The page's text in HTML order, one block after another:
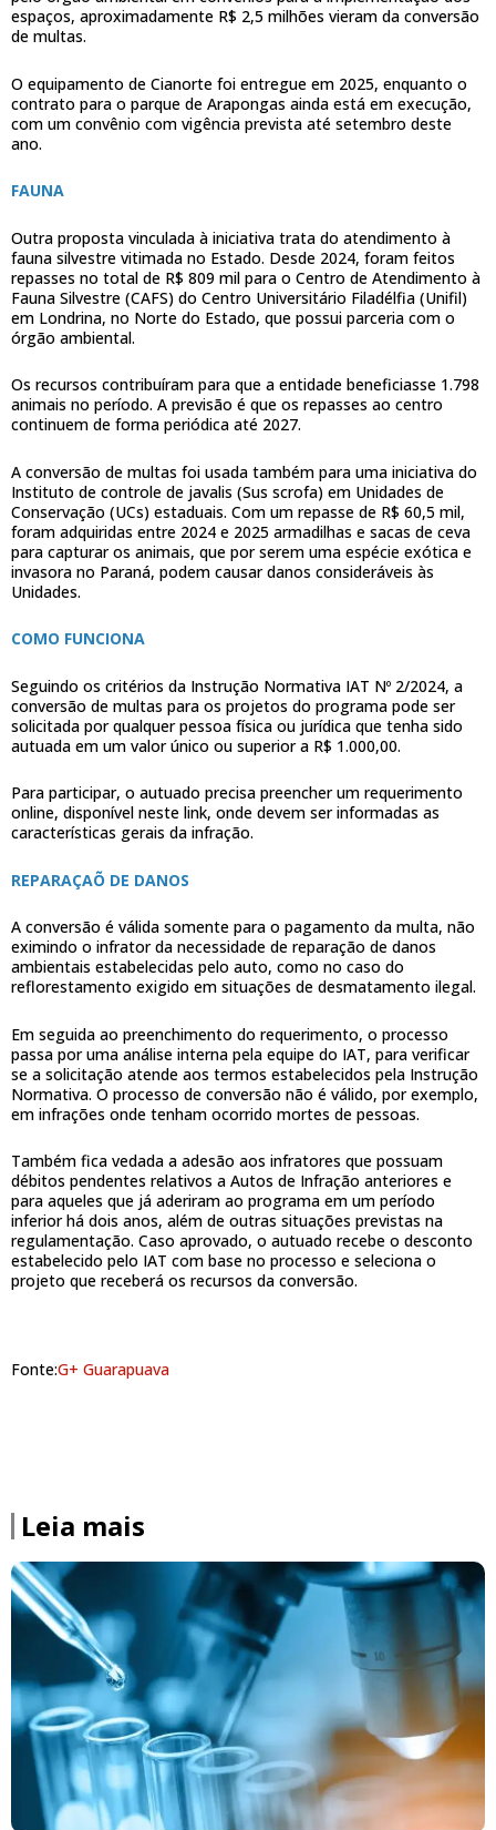
espaços, aproximadamente R$ 2,5 milhões vieram da conversão
de multas.
O equipamento de Cianorte foi entregue em 2025, enquanto o
contrato para o parque de Arapongas ainda está em execução,
com um convênio com vigência prevista até setembro deste
ano.
FAUNA
Outra proposta vinculada à iniciativa trata do atendimento à
fauna silvestre vitimada no Estado. Desde 2024, foram feitos
repasses no total de R$ 809 mil para o Centro de Atendimento à
Fauna Silvestre (CAFS) do Centro Universitário Filadélfia (Unifil)
em Londrina, no Norte do Estado, que possui parceria com o
órgão ambiental.
Os recursos contribuíram para que a entidade beneficiasse 1.798
animais no período. A previsão é que os repasses ao centro
continuem de forma periódica até 2027.
A conversão de multas foi usada também para uma iniciativa do
Instituto de controle de javalis (Sus scrofa) em Unidades de
Conservação (UCs) estaduais. Com um repasse de R$ 60,5 mil,
foram adquiridas entre 2024 e 2025 armadilhas e sacas de ceva
para capturar os animais, que por serem uma espécie exótica e
invasora no Paraná, podem causar danos consideráveis às
Unidades.
COMO FUNCIONA
Seguindo os critérios da Instrução Normativa IAT Nº 2/2024, a
conversão de multas para os projetos do programa pode ser
solicitada por qualquer pessoa física ou jurídica que tenha sido
autuada em um valor único ou superior a R$ 1.000,00.
Para participar, o autuado precisa preencher um requerimento
online, disponível neste link, onde devem ser informadas as
características gerais da infração.
REPARAÇAÕ DE DANOS
A conversão é válida somente para o pagamento da multa, não
eximindo o infrator da necessidade de reparação de danos
ambientais estabelecidas pelo auto, como no caso do
reflorestamento exigido em situações de desmatamento ilegal.
Em seguida ao preenchimento do requerimento, o processo
passa por uma análise interna pela equipe do IAT, para verificar
se a solicitação atende aos termos estabelecidos pela Instrução
Normativa. O processo de conversão não é válido, por exemplo,
em infrações onde tenham ocorrido mortes de pessoas.
Também fica vedada a adesão aos infratores que possuam
débitos pendentes relativos a Autos de Infração anteriores e
para aqueles que já aderiram ao programa em um período
inferior há dois anos, além de outras situações previstas na
regulamentação. Caso aprovado, o autuado recebe o desconto
estabelecido pelo IAT com base no processo e seleciona o
projeto que receberá os recursos da conversão.
Fonte:G+ Guarapuava
Leia mais